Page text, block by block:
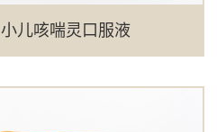
小儿咳喘灵口服液